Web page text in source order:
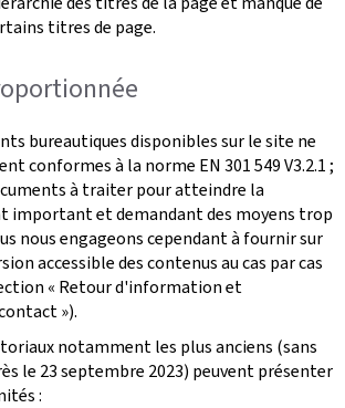
titres de page.
bureautiques disponibles sur le site ne
conformes à la norme EN 301 549 V3.2.1 ;
à traiter pour atteindre la
important et demandant des moyens trop
nous engageons cependant à fournir sur
accessible des contenus au cas par cas
« Retour d'information et
»).
notamment les plus anciens (sans
le 23 septembre 2023) peuvent présenter
: